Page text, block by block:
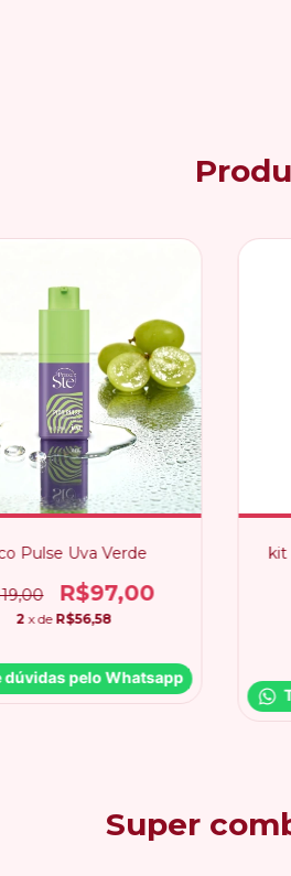
Pulse Uva Verde
R$97,00
2 x de R$56,58
dúvidas pelo Whatsapp
kit
Super